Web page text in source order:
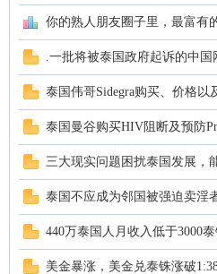
你的熟人朋友圈子里，最富有
.一批将被泰国政府起诉的中国
泰国伟哥Sidegra购买、价格以
泰国曼谷购买HIV阻断及预防
三大现实问题困扰泰国发展，
泰国不应成为邻国被强迫卖淫
440万泰国人月收入低于3000
美金暴涨，美金兑泰铢涨破